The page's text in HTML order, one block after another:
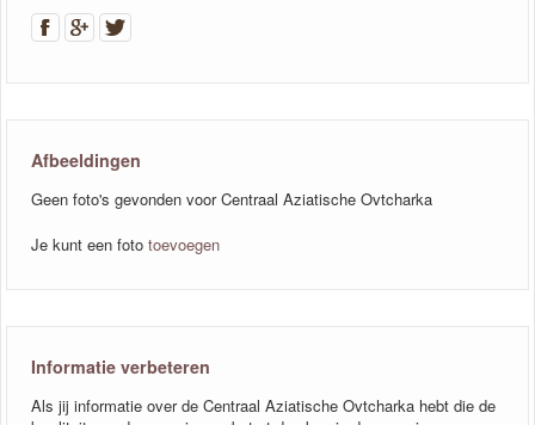
Afbeeldingen
Geen foto's gevonden voor Centraal Aziatische Ovtcharka
Je kunt een foto toevoegen
Informatie verbeteren
Als jij informatie over de Centraal Aziatische Ovtcharka hebt die de